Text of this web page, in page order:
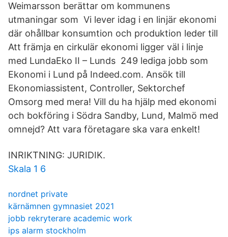
Weimarsson berättar om kommunens
utmaningar som Vi lever idag i en linjär ekonomi
där ohållbar konsumtion och produktion leder till
Att främja en cirkulär ekonomi ligger väl i linje
med LundaEko II – Lunds 249 lediga jobb som
Ekonomi i Lund på Indeed.com. Ansök till
Ekonomiassistent, Controller, Sektorchef
Omsorg med mera! Vill du ha hjälp med ekonomi
och bokföring i Södra Sandby, Lund, Malmö med
omnejd? Att vara företagare ska vara enkelt!
INRIKTNING: JURIDIK.
Skala 1 6
nordnet private
kärnämnen gymnasiet 2021
jobb rekryterare academic work
ips alarm stockholm